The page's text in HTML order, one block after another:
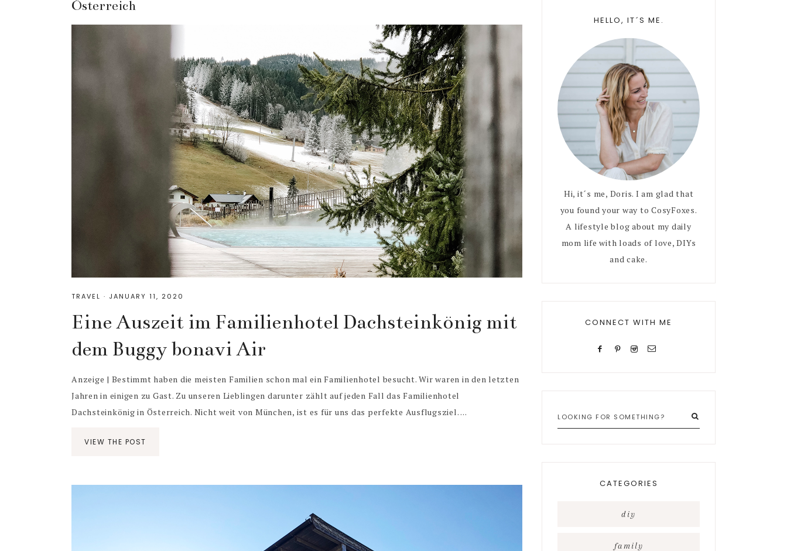
Österreich
TRAVEL · JANUARY 11, 2020
Eine Auszeit im Familienhotel Dachsteinkönig mit
dem Buggy bonavi Air
Anzeige | Bestimmt haben die meisten Familien schon mal ein Familienhotel besucht. Wir waren in den letzten
Jahren in einigen zu Gast. Zu unseren Lieblingen darunter zählt auf jeden Fall das Familienhotel
Dachsteinkönig in Österreich. Nicht weit von München, ist es für uns das perfekte Ausflugsziel. ...
VIEW THE POST
HELLO, IT´S ME.
Hi, it´s me, Doris. I am glad that
you found your way to CosyFoxes.
A lifestyle blog about my daily
mom life with loads of love, DIYs
and cake.
CONNECT WITH ME
Looking
for
CATEGORIES
diy
family